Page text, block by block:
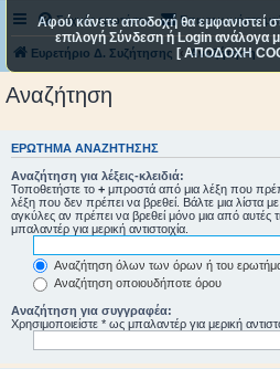
Συχνές ερωτήσεις Επικοινωνήστε
Ευρετήριο Δ. Συζήτησης Αναζήτηση
Αναζήτηση
ΕΡΏΤΗΜΑ ΑΝΑΖΉΤΗΣΗΣ
Αναζήτηση για λέξεις-κλειδιά:
Τοποθετήστε το + μπροστά από μια λέξη που
λέξη που δεν πρέπει να βρεθεί. Βάλτε μια λίστα
αγκύλες αν πρέπει να βρεθεί μόνο μια από αυτές
μπαλαντέρ για μερική αντιστοιχία.
Αναζήτηση όλων των όρων ή του
Αναζήτηση οποιουδήποτε όρου
Αναζήτηση για συγγραφέα:
Χρησιμοποιείστε * ως μπαλαντέρ για μερική
Αφού κάνετε αποδοχή θα εμφανιστεί
επιλογή Σύνδεση ή Login ανάλογα
[ ΑΠΟΔΟΧΗ